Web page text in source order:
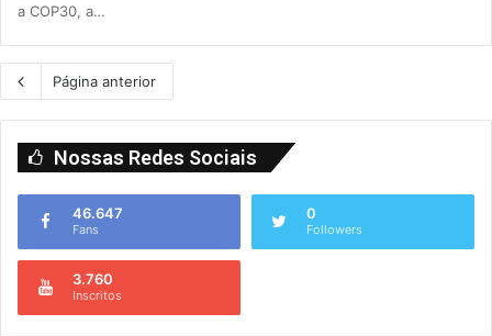
a COP30, a…
Página anterior
Nossas Redes Sociais
46.647
Fans
0
Followers
3.760
Inscritos